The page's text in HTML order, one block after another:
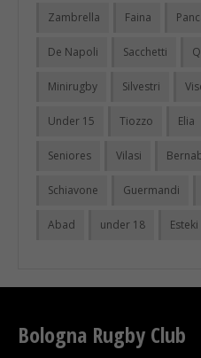
Zambrella Faina
De Napoli Sacchetti
Minirugby Silvestri
Under 15 Tiozzo Elia
Seniores Vilasi
Schiavone Guermandi
Abad under 18 Esteki
Bologna Rugby Club